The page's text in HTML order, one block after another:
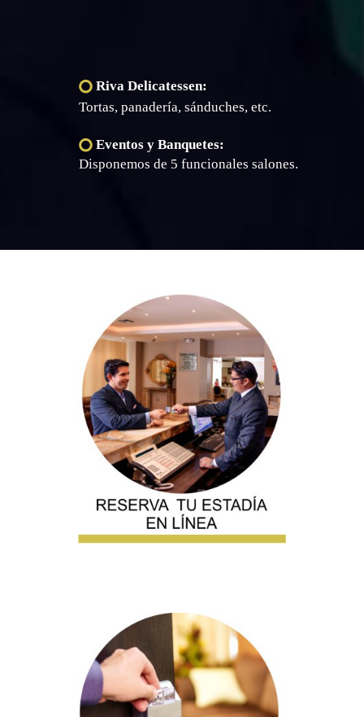
Riva Delicatessen:
Tortas, panadería, sánduches, etc.
Eventos y Banquetes:
Disponemos de 5 funcionales salones.